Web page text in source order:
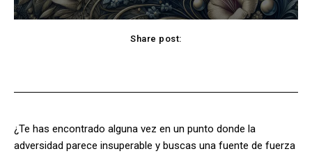
Share post:
¿Te has encontrado alguna vez en un punto donde la
adversidad parece insuperable y buscas una fuente de fuerza